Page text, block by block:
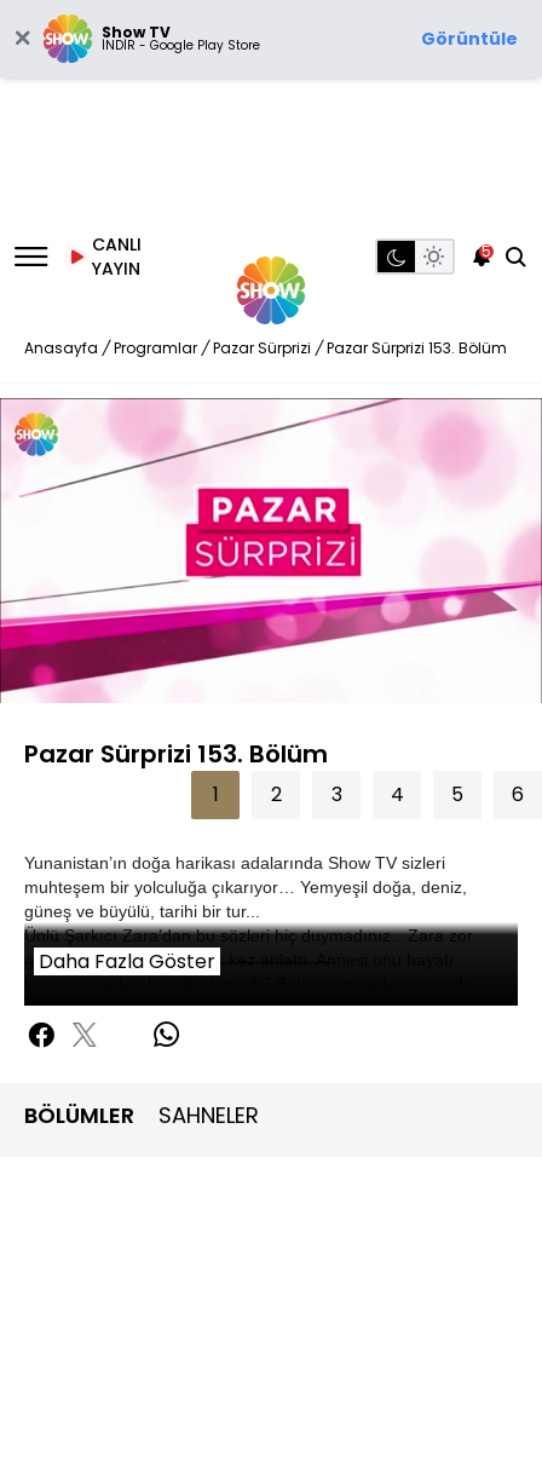
Show TV
İNDİR - Google Play Store Görüntüle
CANLI
YAYIN
5
Anasayfa / Programlar / Pazar Sürprizi / Pazar Sürprizi 153. Bölüm
Sesi
Aç
Yüklendi:
Pazar Sürprizi 153. Bölüm
1 2 3 4 5 6
Yunanistan’ın doğa harikası adalarında Show TV sizleri
muhteşem bir yolculuğa çıkarıyor… Yemyeşil doğa, deniz,
güneş ve büyülü, tarihi bir tur...
Ünlü Şarkıcı Zara’dan bu sözleri hiç duymadınız…Zara zor
geçen çocukluk yıllarını ilk kez anlattı. Annesi onu hayatı
olmadı? Zara ile çok özel röportaj Pazar Sürprizi'nde.
Daha Fazla Göster
BÖLÜMLER SAHNELER